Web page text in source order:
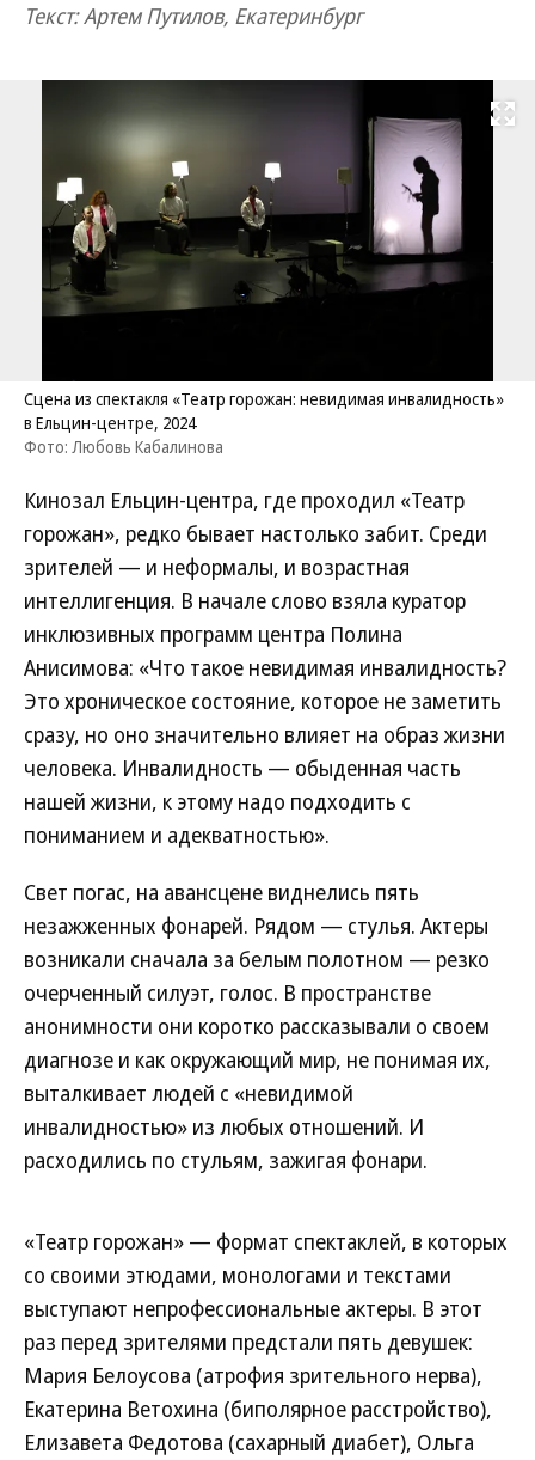
Текст: Артем Путилов, Екатеринбург
Развернуть
Сцена из спектакля «Театр горожан: невидимая инвалидность»
в Ельцин-центре, 2024
Фото: Любовь Кабалинова
Кинозал Ельцин-центра, где проходил «Театр
горожан», редко бывает настолько забит. Среди
зрителей — и неформалы, и возрастная
интеллигенция. В начале слово взяла куратор
инклюзивных программ центра Полина
Анисимова: «Что такое невидимая инвалидность?
Это хроническое состояние, которое не заметить
сразу, но оно значительно влияет на образ жизни
человека. Инвалидность — обыденная часть
нашей жизни, к этому надо подходить с
пониманием и адекватностью».
Свет погас, на авансцене виднелись пять
незажженных фонарей. Рядом — стулья. Актеры
возникали сначала за белым полотном — резко
очерченный силуэт, голос. В пространстве
анонимности они коротко рассказывали о своем
диагнозе и как окружающий мир, не понимая их,
выталкивает людей с «невидимой
инвалидностью» из любых отношений. И
расходились по стульям, зажигая фонари.
«Театр горожан» — формат спектаклей, в которых
со своими этюдами, монологами и текстами
выступают непрофессиональные актеры. В этот
раз перед зрителями предстали пять девушек:
Мария Белоусова (атрофия зрительного нерва),
Екатерина Ветохина (биполярное расстройство),
Елизавета Федотова (сахарный диабет), Ольга